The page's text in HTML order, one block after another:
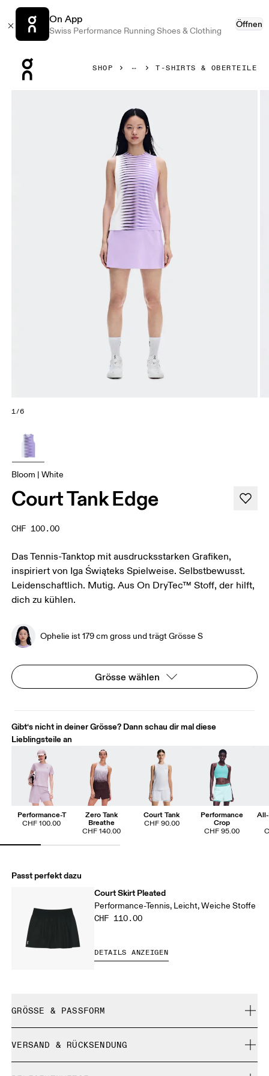
On App
Swiss Performance Running Shoes & Clothing
Öffnen
SHOP T-SHIRTS & OBERTEILE
1/6
Bloom | White
Court Tank Edge
CHF 100.00
Das Tennis-Tanktop mit ausdrucksstarken Grafiken,
inspiriert von Iga Świąteks Spielweise. Selbstbewusst.
Leidenschaftlich. Mutig. Aus On DryTec™ Stoff, der hilft,
dich zu kühlen.
Ophelie ist 179 cm gross und trägt Grösse S
Grösse wählen
Gibt‘s nicht in deiner Grösse? Dann schau dir mal diese
Lieblingsteile an
Performance-T
CHF 100.00
Zero Tank
Breathe
CHF 140.00
Court Tank
CHF 90.00
Performance
Crop
CHF 95.00
Passt perfekt dazu
Court Skirt Pleated
Performance-Tennis, Leicht, Weiche Stoffe
CHF 110.00
DETAILS ANZEIGEN
GRÖSSE & PASSFORM
VERSAND & RÜCKSENDUNG